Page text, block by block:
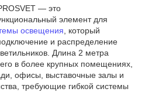
— это
элемент для
освещения, который
и распределение
Длина 2 метра
его в более крупных помещениях,
офисы, выставочные залы и
требующие гибкой системы